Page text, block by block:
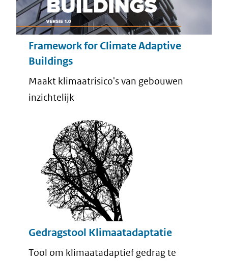
Framework for Climate Adaptive
Buildings
Maakt klimaatrisico's van gebouwen
inzichtelijk
Gedragstool Klimaatadaptatie
Tool om klimaatadaptief gedrag te